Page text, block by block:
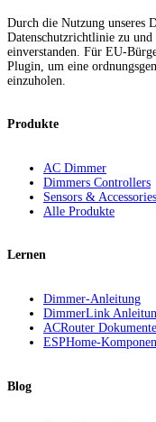
Durch die Nutzung unseres
Datenschutzrichtlinie zu
einverstanden. Für EU-
Plugin, um eine
einzuholen.
Produkte
AC Dimmer
Dimmers Controllers
Sensors & Accessories
Alle Produkte
Lernen
Dimmer-Anleitung
DimmerLink
ACRouter Dokumente
ESPHome-
Blog